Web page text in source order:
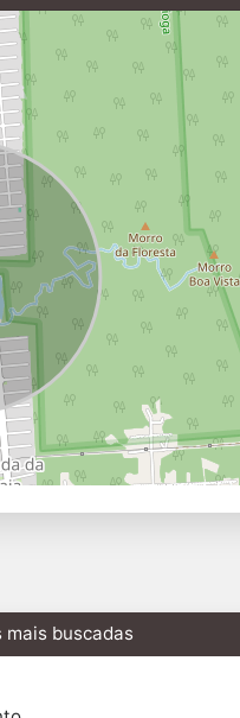
buscadas